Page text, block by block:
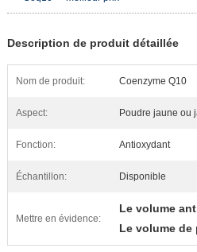
Description de produit détaillée
Nom de produit: Coenzyme Q10
Aspect: Poudre jaune ou
Fonction: Antioxydant
Échantillon: Disponible
Mettre en évidence:
Le volume
Le volume de